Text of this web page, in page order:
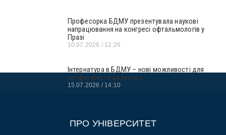
Професорка БДМУ презентувала наукові
напрацювання на конгресі офтальмологів у
Празі
10.07.2026 12:26
Інтернатура в БДМУ – нові можливості для
професійного розвитку
15.07.2026 14:10
ПРО УНІВЕРСИТЕТ